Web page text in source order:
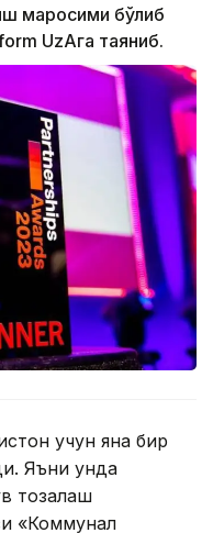
маросими бўлиб
UzAга таяниб.
учун яна бир
Яъни унда
тозалаш
«Коммунал